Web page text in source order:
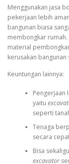
Menggunakan jasa
pekerjaan lebih
bangunan biasa
membongkar
material
kerusakan
Keuntungan lainnya:
Pengerjaan
yaitu
seperti
Tenaga
secara
Bisa
excavator